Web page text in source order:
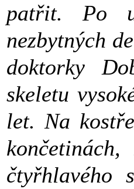
patřit. Po
nezbytných
doktorky
skeletu
let. Na
čtyřhlavého